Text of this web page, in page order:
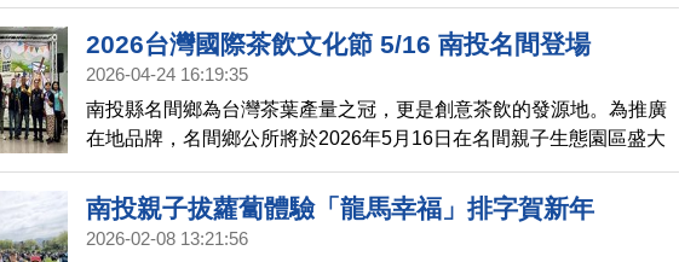
許多民眾來參加。
2026台灣國際茶飲文化節 5/16 南投名間登場
2026-04-24 16:19:35
南投縣名間鄉為台灣茶葉產量之冠，更是創意茶飲的發源地。為推廣
在地品牌，名間鄉公所將於2026年5月16日在名間親子生態園區盛大
舉辦「2026台灣國際茶飲文化節」。
南投親子拔蘿蔔體驗「龍馬幸福」排字賀新年
2026-02-08 13:21:56